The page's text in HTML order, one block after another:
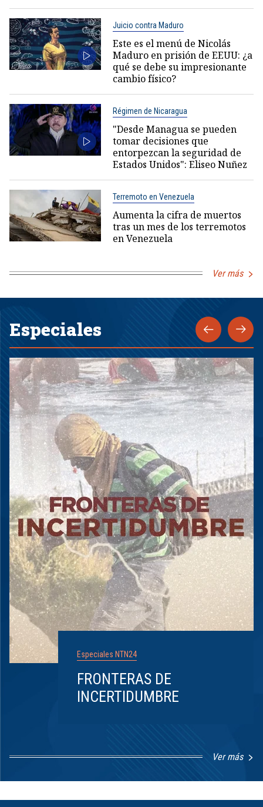
Juicio contra Maduro
Este es el menú de Nicolás
Maduro en prisión de EEUU: ¿a
qué se debe su impresionante
cambio físico?
Régimen de Nicaragua
"Desde Managua se pueden
tomar decisiones que
entorpezcan la seguridad de
Estados Unidos": Eliseo Nuñez
Terremoto en Venezuela
Aumenta la cifra de muertos
tras un mes de los terremotos
en Venezuela
Ver más
Especiales
Especiales NTN24
FRONTERAS DE
INCERTIDUMBRE
Ver más
8